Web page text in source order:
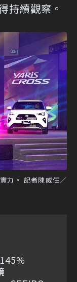
持續觀察。
力。 記者陳威任／